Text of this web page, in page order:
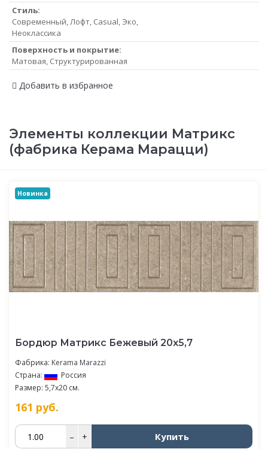
Стиль:
Современный, Лофт, Casual, Эко,
Неоклассика
Поверхность и покрытие:
Матовая, Структурированная
Добавить в избранное
Элементы коллекции Матрикс
(фабрика Керама Марацци)
Новинка
Бордюр Матрикс Бежевый 20х5,7
Фабрика: Kerama Marazzi
Страна:
Россия
Размер: 5,7x20 см.
161 руб.
– + Купить